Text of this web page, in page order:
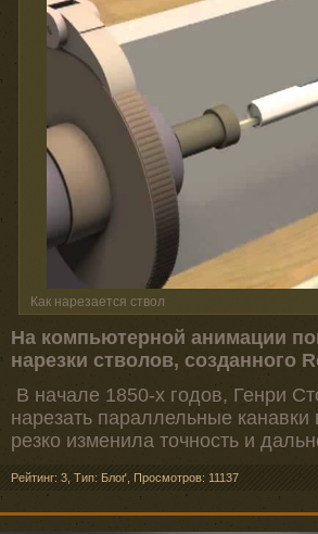
Как нарезается ствол
На компьютерной анимации
нарезки стволов, созданного
В начале 1850-х годов, Генри
нарезать параллельные
резко изменила точность и
Рейтинг: 3 Тип: Блоґ Просмотров: 11137